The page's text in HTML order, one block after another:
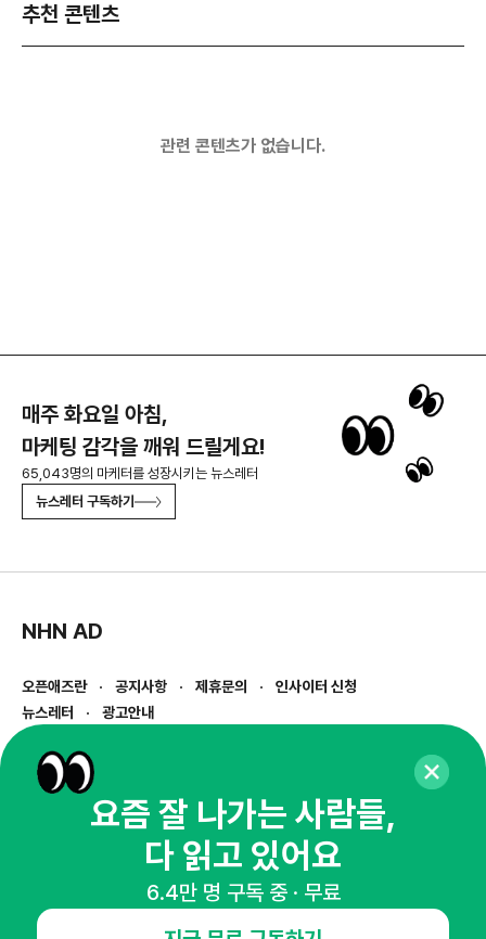
추천 콘텐츠
관련 콘텐츠가 없습니다.
매주 화요일 아침,
마케팅 감각을 깨워 드릴게요!
65,043명의 마케터를 성장시키는 뉴스레터
뉴스레터 구독하기
NHN AD
오픈애즈란 공지사항 제휴문의
인사이터 신청
뉴스레터
광고안내
경기도 성남시 분당구 대왕판교로645번길 16
사업자등록번호 : 144-81-27690(
통신판매업신고번호 : 2014-경기성남-1023
호스팅서비스사업자 : 오픈애즈
1800-2198
openads@openads.co.kr
요즘 잘 나가는 사람들,
다 읽고 있어요
6.4만 명 구독 중 · 무료